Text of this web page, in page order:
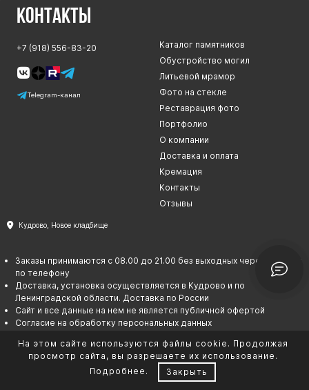
Контакты
+7 (918) 556-83-20
Telegram-канал
Каталог памятников
Обустройство могил
Литьевой мрамор
Фото на стекле
Реставрация фото
Портфолио
О компании
Доставка и оплата
Кремация
Контакты
Отзывы
Кудрово, Новое кладбище
Заказы принимаются с 08.00 до 21.00 без выходных через сайт или
по телефону
Доставка, установка осуществляется в Кудрово и по
Ленинградской области. Доставка по России
Сайт и все данные на нем не является публичной офертой
Согласие на обработку персональных данных
Сотрудничество
ИНН 550208731492
На этом сайте используются файлы cookie. Продолжая
просмотр сайта, вы разрешаете их использование.
Подробнее . Закрыть